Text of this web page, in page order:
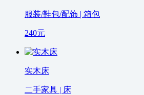
服装/鞋包/配饰 | 箱包
240元
实木床
二手家具 | 床